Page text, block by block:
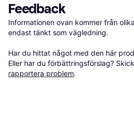
Feedback
Informationen ovan kommer från
endast tänkt som vägledning.
Har du hittat något med den här
Eller har du förbättringsförslag?
rapportera problem.